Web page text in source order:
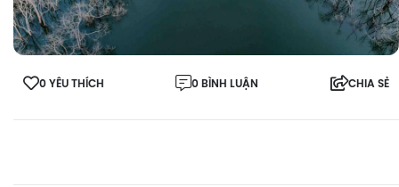
0 YÊU THÍCH 0 BÌNH LUẬN CHIA SẺ